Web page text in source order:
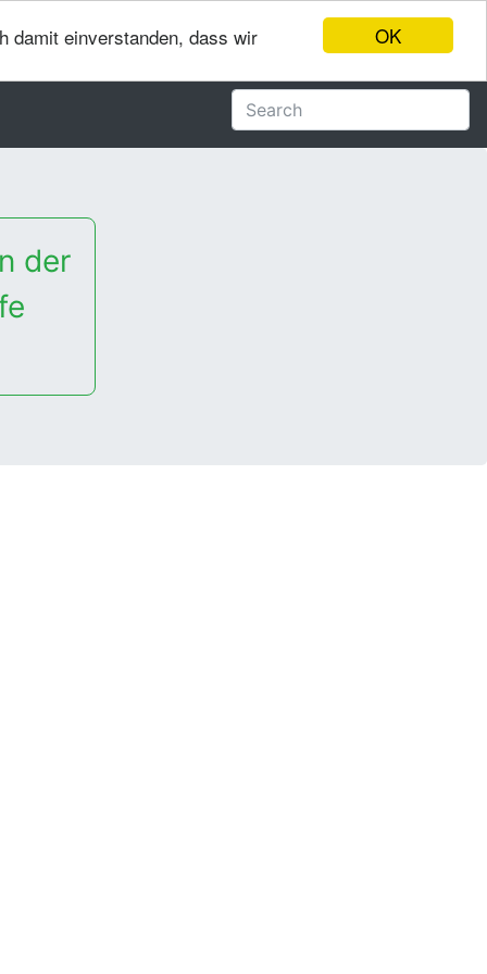
OK
damit einverstanden, dass wir
der